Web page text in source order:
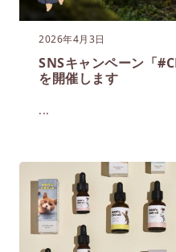
2026年4月3日
SNSキャンペーン「
を開催します
...